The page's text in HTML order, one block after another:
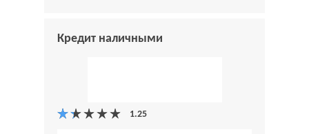
Кредит наличными